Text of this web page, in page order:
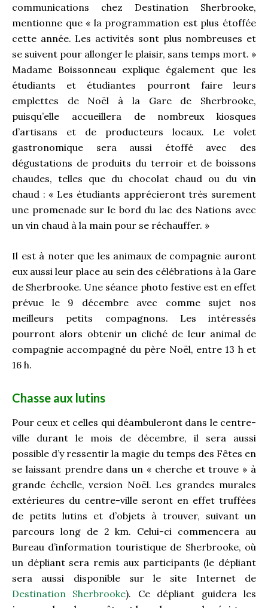
communications chez Destination Sherbrooke,
mentionne que « la programmation est plus étoffée
cette année. Les activités sont plus nombreuses et
se suivent pour allonger le plaisir, sans temps mort. »
Madame Boissonneau explique également que les
étudiants et étudiantes pourront faire leurs
emplettes de Noël à la Gare de Sherbrooke,
puisqu’elle accueillera de nombreux kiosques
d’artisans et de producteurs locaux. Le volet
gastronomique sera aussi étoffé avec des
dégustations de produits du terroir et de boissons
chaudes, telles que du chocolat chaud ou du vin
chaud : « Les étudiants apprécieront très surement
une promenade sur le bord du lac des Nations avec
un vin chaud à la main pour se réchauffer. »
Il est à noter que les animaux de compagnie auront
eux aussi leur place au sein des célébrations à la Gare
de Sherbrooke. Une séance photo festive est en effet
prévue le 9 décembre avec comme sujet nos
meilleurs petits compagnons. Les intéressés
pourront alors obtenir un cliché de leur animal de
compagnie accompagné du père Noël, entre 13 h et
16 h.
Chasse aux lutins
Pour ceux et celles qui déambuleront dans le centre-
ville durant le mois de décembre, il sera aussi
possible d’y ressentir la magie du temps des Fêtes en
se laissant prendre dans un « cherche et trouve » à
grande échelle, version Noël. Les grandes murales
extérieures du centre-ville seront en effet truffées
de petits lutins et d’objets à trouver, suivant un
parcours long de 2 km. Celui-ci commencera au
Bureau d’information touristique de Sherbrooke, où
un dépliant sera remis aux participants (le dépliant
sera aussi disponible sur le site Internet de
Destination Sherbrooke). Ce dépliant guidera les